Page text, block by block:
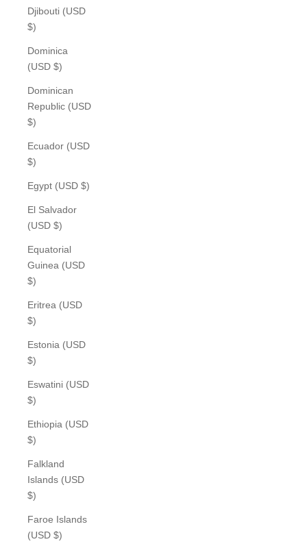
Djibouti (USD
$)
Dominica
(USD $)
Dominican
Republic (USD
$)
Ecuador (USD
$)
Egypt (USD $)
El Salvador
(USD $)
Equatorial
Guinea (USD
$)
Eritrea (USD
$)
Estonia (USD
$)
Eswatini (USD
$)
Ethiopia (USD
$)
Falkland
Islands (USD
$)
Faroe Islands
(USD $)